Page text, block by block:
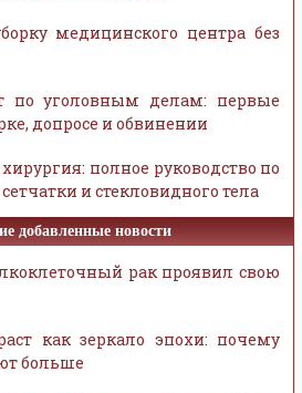
медицинского центра без
по уголовным делам: первые
допросе и обвинении
полное руководство по
и стекловидного тела
добавленные новости
рак проявил свою
как зеркало эпохи: почему
больше